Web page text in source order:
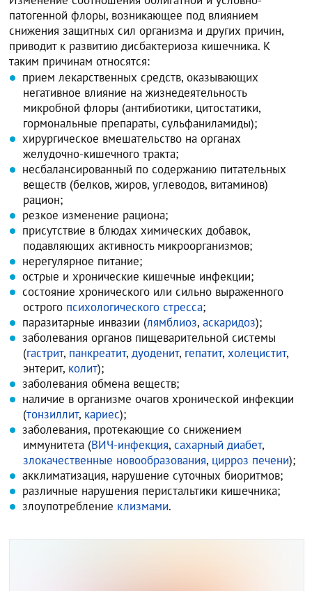
патогенной флоры, возникающее под влиянием
снижения защитных сил организма и других причин,
приводит к развитию дисбактериоза кишечника. К
таким причинам относятся:
прием лекарственных средств, оказывающих
негативное влияние на жизнедеятельность
микробной флоры (антибиотики, цитостатики,
гормональные препараты, сульфаниламиды);
хирургическое вмешательство на органах
желудочно-кишечного тракта;
несбалансированный по содержанию питательных
веществ (белков, жиров, углеводов, витаминов)
рацион;
резкое изменение рациона;
присутствие в блюдах химических добавок,
подавляющих активность микроорганизмов;
нерегулярное питание;
острые и хронические кишечные инфекции;
состояние хронического или сильно выраженного
острого психологического стресса;
паразитарные инвазии (лямблиоз,аскаридоз);
заболевания органов пищеварительной системы
(гастрит, панкреатит,дуоденит, гепатит,холецистит,
энтерит, колит);
заболевания обмена веществ;
наличие в организме очагов хронической инфекции
(тонзиллит, кариес);
заболевания, протекающие со снижением
иммунитета (ВИЧ-инфекция,сахарный диабет,
злокачественные новообразования, цирроз печени);
акклиматизация, нарушение суточных биоритмов;
различные нарушения перистальтики кишечника;
злоупотребление клизмами.